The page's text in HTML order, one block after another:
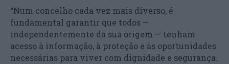
“Num concelho cada vez mais diverso, é
fundamental garantir que todos —
independentemente da sua origem — tenham
acesso à informação, à proteção e às oportunidades
necessárias para viver com dignidade e segurança.